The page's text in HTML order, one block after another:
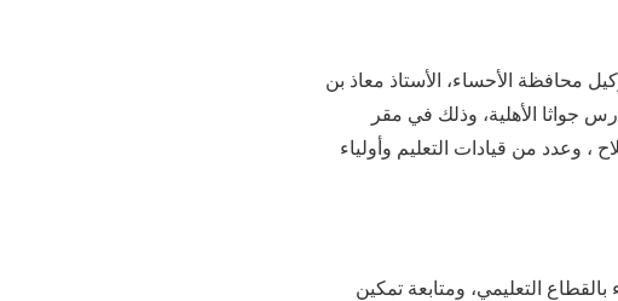
محافظة الأحساء، الأستاذ معاذ بن
جواثا الأهلية، وذلك في مقر
، وعدد من قيادات التعليم وأولياء
التعليمي، ومتابعة تمكين